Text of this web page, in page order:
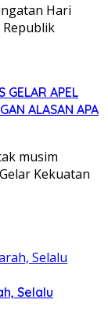
Hari
GELAR APEL
ALASAN APA
musim
Kekuatan
Selalu